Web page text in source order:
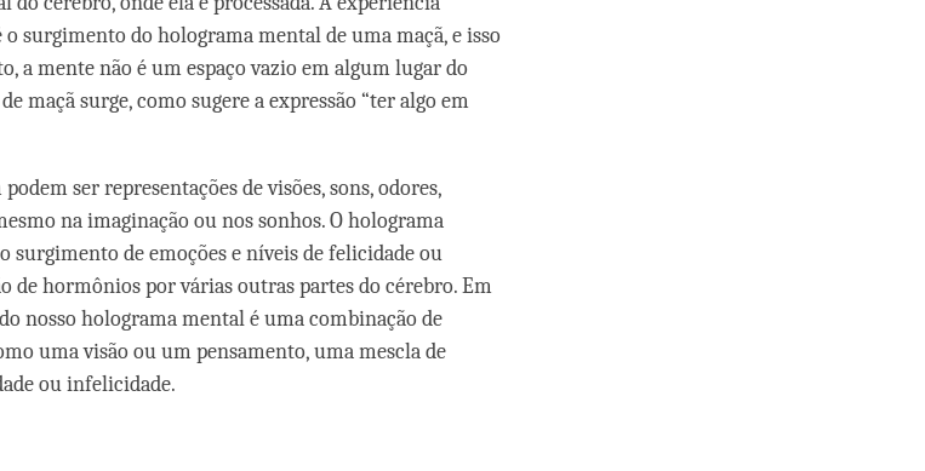
o surgimento do holograma mental de uma maçã, e isso
a mente não é um espaço vazio em algum lugar do
maçã surge, como sugere a expressão “ter algo em
ser representações de visões, sons, odores,
na imaginação ou nos sonhos. O holograma
surgimento de emoções e níveis de felicidade ou
de hormônios por várias outras partes do cérebro. Em
nosso holograma mental é uma combinação de
uma visão ou um pensamento, uma mescla de
ou infelicidade.